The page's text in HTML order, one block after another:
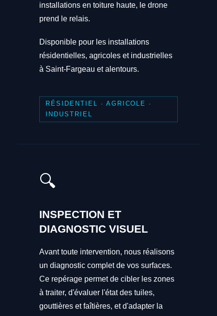
installations en toiture haute, le drone
prend le relais.
Disponible pour les installations
résidentielles, agricoles et industrielles
à Saint-Fargeau et alentours.
RÉSIDENTIEL · AGRICOLE ·
INDUSTRIEL
🔍
INSPECTION ET
DIAGNOSTIC VISUEL
Avant toute intervention, nous réalisons
un diagnostic complet de vos surfaces.
Ce repérage permet de cibler les zones
à traiter, d'évaluer l'état des tuiles,
gouttières et faîtières, et d'adapter la